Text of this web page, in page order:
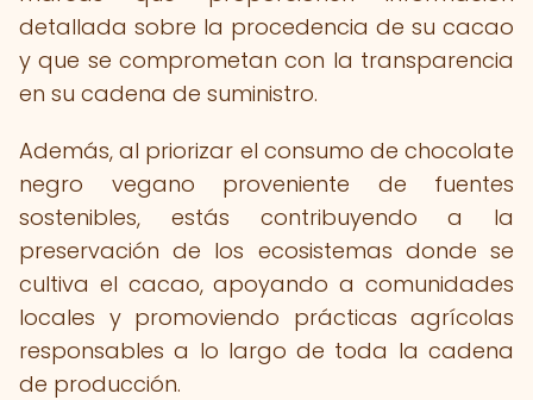
detallada sobre la procedencia de su cacao
y que se comprometan con la transparencia
en su cadena de suministro.
Además, al priorizar el consumo de chocolate
negro vegano proveniente de fuentes
sostenibles, estás contribuyendo a la
preservación de los ecosistemas donde se
cultiva el cacao, apoyando a comunidades
locales y promoviendo prácticas agrícolas
responsables a lo largo de toda la cadena
de producción.